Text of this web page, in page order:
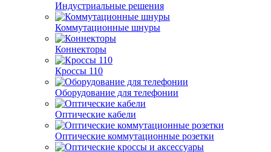
Индустриальные решения
Коммутационные шнуры
Коннекторы
Кроссы 110
Оборудование для телефонии
Оптические кабели
Оптические коммутационные розетки